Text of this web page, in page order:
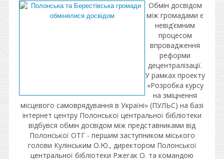
Обмін досвідом
між громадами є
невід’ємним
процесом
впровадження
реформи
децентралізації.
У рамках проекту
«Розробка курсу
на зміцнення
місцевого самоврядування в Україні» (ПУЛЬС) на базі
інтернет центру Полонської центральної бібліотеки
відбувся обмін досвідом між представниками від
Полонської ОТГ - першим заступником міського
голови Кулінським О.Ю., директором Полонської
центральної бібліотеки Ржегак О. та командою